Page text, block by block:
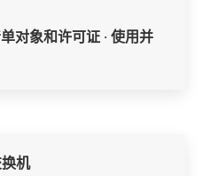
对象和许可证 · 使用并
机